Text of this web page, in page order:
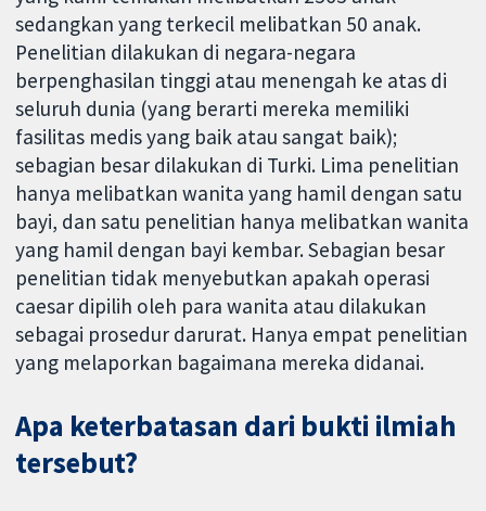
sedangkan yang terkecil melibatkan 50 anak.
Penelitian dilakukan di negara-negara
berpenghasilan tinggi atau menengah ke atas di
seluruh dunia (yang berarti mereka memiliki
fasilitas medis yang baik atau sangat baik);
sebagian besar dilakukan di Turki. Lima penelitian
hanya melibatkan wanita yang hamil dengan satu
bayi, dan satu penelitian hanya melibatkan wanita
yang hamil dengan bayi kembar. Sebagian besar
penelitian tidak menyebutkan apakah operasi
caesar dipilih oleh para wanita atau dilakukan
sebagai prosedur darurat. Hanya empat penelitian
yang melaporkan bagaimana mereka didanai.
Apa keterbatasan dari bukti ilmiah
tersebut?